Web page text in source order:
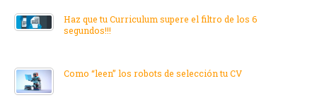
Haz que tu Curriculum supere el filtro de los 6
segundos!!!
Como “leen” los robots de selección tu CV